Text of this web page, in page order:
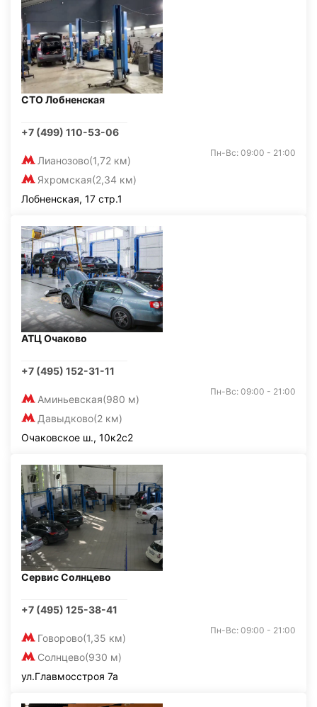
СТО Лобненская
+7 (499) 110-53-06
Лианозово(1,72 км)
Яхромская(2,34 км)
Пн-Вс: 09:00 - 21:00
Лобненская, 17 стр.1
АТЦ Очаково
+7 (495) 152-31-11
Аминьевская(980 м)
Давыдково(2 км)
Пн-Вс: 09:00 - 21:00
Очаковское ш., 10к2с2
Сервис Солнцево
+7 (495) 125-38-41
Говорово(1,35 км)
Солнцево(930 м)
Пн-Вс: 09:00 - 21:00
ул.Главмосстроя 7а